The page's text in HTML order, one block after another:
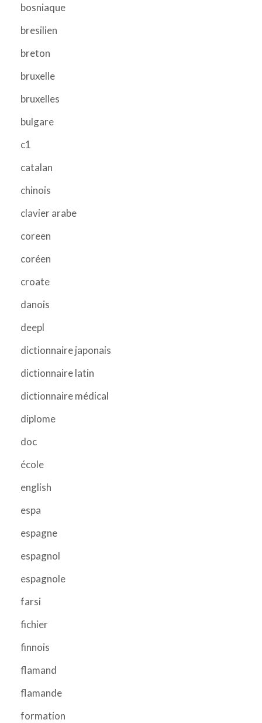
bosniaque
bresilien
breton
bruxelle
bruxelles
bulgare
c1
catalan
chinois
clavier arabe
coreen
coréen
croate
danois
deepl
dictionnaire japonais
dictionnaire latin
dictionnaire médical
diplome
doc
école
english
espa
espagne
espagnol
espagnole
farsi
fichier
finnois
flamand
flamande
formation